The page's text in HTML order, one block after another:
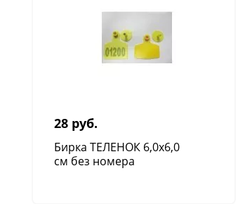
28 руб.
Бирка ТЕЛЕНОК 6,0х6,0
см без номера